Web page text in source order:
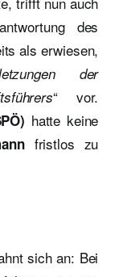
des
als erwiesen,
der
“ vor.
hatte keine
fristlos zu
sich an: Bei